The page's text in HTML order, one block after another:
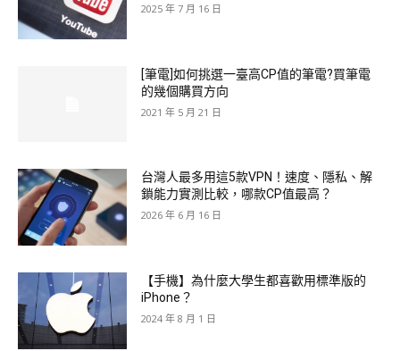
2025 年 7 月 16 日
[筆電]如何挑選一臺高CP值的筆電?買筆電
的幾個購買方向
2021 年 5 月 21 日
台灣人最多用這5款VPN！速度、隱私、解
鎖能力實測比較，哪款CP值最高？
2026 年 6 月 16 日
【手機】為什麼大學生都喜歡用標準版的
iPhone？
2024 年 8 月 1 日